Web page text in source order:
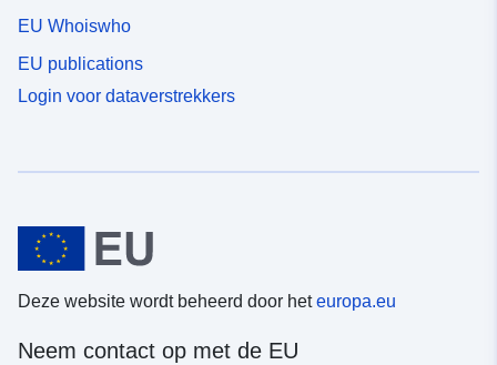
EU Whoiswho
EU publications
Login voor dataverstrekkers
Deze website wordt beheerd door heteuropa.eu
Neem contact op met de EU